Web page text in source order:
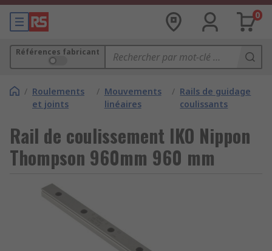
0
Références fabricant
/ Roulements
et joints
/ Mouvements
linéaires
/ Rails de guidage
coulissants
Rail de coulissement IKO Nippon
Thompson 960mm 960 mm